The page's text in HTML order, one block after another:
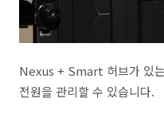
Nexus + Smart 허브가 있
전원을 관리할 수 있습니다.